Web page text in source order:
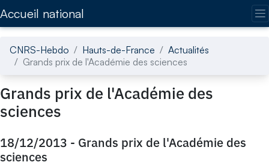
Accueil national
CNRS-Hebdo Hauts-de-France
Actualités
Grands prix de l'Académie des sciences
Grands prix de l'Académie des
sciences
18/12/2013 - Grands prix de l'Académie des
sciences